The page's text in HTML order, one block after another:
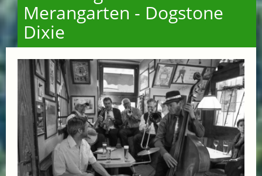
Merangarten - Dogstone
Dixie